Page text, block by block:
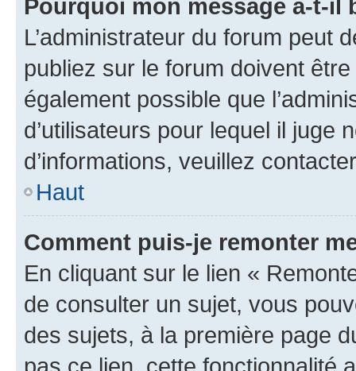
Pourquoi mon message a-t-il
L’administrateur du forum peut
publiez sur le forum doivent
également possible que
d’utilisateurs pour lequel il juge
d’informations, veuillez
Haut
Comment puis-je remonter
En cliquant sur le lien «
de consulter un sujet, vous
des sujets, à la première page
pas ce lien, cette fonctionnalité